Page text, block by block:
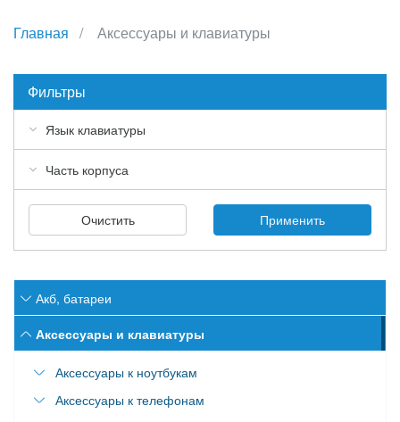
Главная Аксессуары и клавиатуры
Фильтры
Язык клавиатуры
Часть корпуса
Очистить Применить
Акб, батареи
Аккумулятор для Acer
Аккумулятор для Asus
Аксессуары и клавиатуры
Аксессуары к ноутбукам
Наклейки для клавиатур ноутбука
Аксессуары к телефонам